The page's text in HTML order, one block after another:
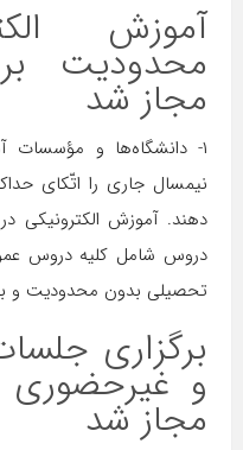
آموزش
محدودیت
مجاز شد
۱- دانشگاه‌ها و مؤسسات
نیمسال جاری را اتّکای
دروس شامل کلیه دروس
تحصیلی بدون محدودیت و
برگزاری
و غیرحضوری
مجاز شد